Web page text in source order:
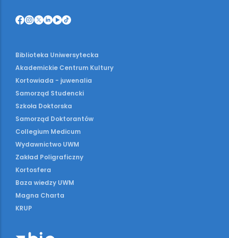
Biblioteka Uniwersytecka
Akademickie Centrum Kultury
Kortowiada - juwenalia
Samorząd Studencki
Szkoła Doktorska
Samorząd Doktorantów
Collegium Medicum
Wydawnictwo UWM
Zakład Poligraficzny
Kortosfera
Baza wiedzy UWM
Magna Charta
KRUP